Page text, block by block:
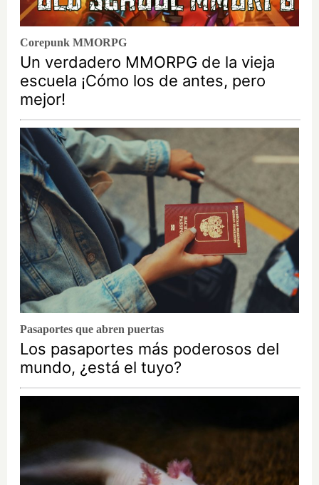
Corepunk MMORPG
Un verdadero MMORPG de la vieja
escuela ¡Cómo los de antes, pero
mejor!
Pasaportes que abren puertas
Los pasaportes más poderosos del
mundo, ¿está el tuyo?